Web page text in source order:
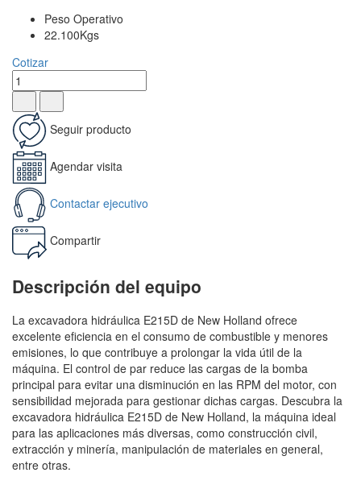
Peso Operativo
22.100Kgs
Cotizar
Seguir producto
Agendar visita
Contactar ejecutivo
Compartir
Descripción del equipo
La excavadora hidráulica E215D de New Holland ofrece
excelente eficiencia en el consumo de combustible y menores
emisiones, lo que contribuye a prolongar la vida útil de la
máquina. El control de par reduce las cargas de la bomba
principal para evitar una disminución en las RPM del motor, con
sensibilidad mejorada para gestionar dichas cargas. Descubra la
excavadora hidráulica E215D de New Holland, la máquina ideal
para las aplicaciones más diversas, como construcción civil,
extracción y minería, manipulación de materiales en general,
entre otras.